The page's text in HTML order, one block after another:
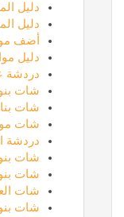
دليل
دليل
أضف
دليل
دردشة
شات
شات
شات
دردشة
شات
شات
شات
شات